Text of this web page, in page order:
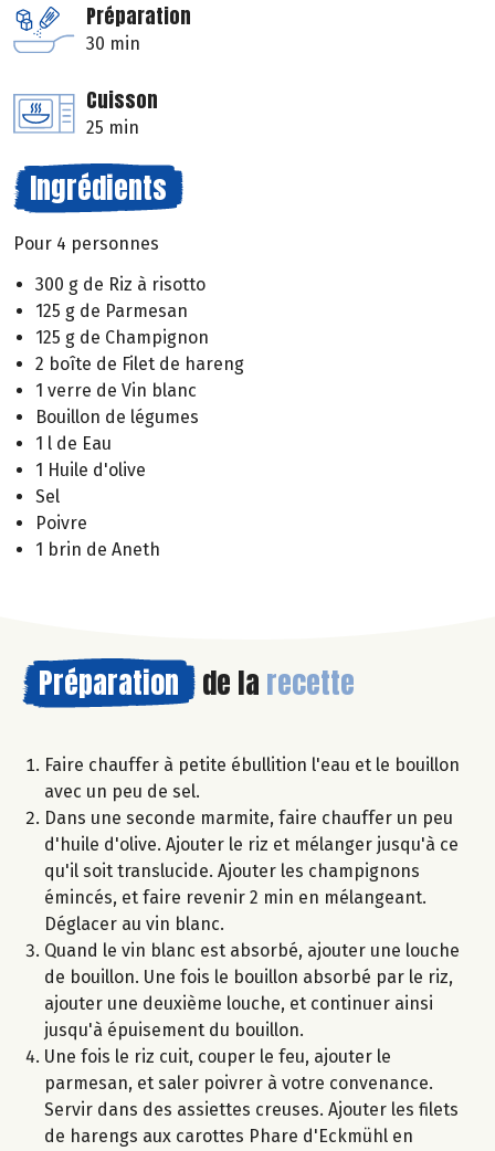
Préparation
30 min
Cuisson
25 min
Ingrédients
Pour 4 personnes
300 g de Riz à risotto
125 g de Parmesan
125 g de Champignon
2 boîte de Filet de hareng
1 verre de Vin blanc
Bouillon de légumes
1 l de Eau
1 Huile d'olive
Sel
Poivre
1 brin de Aneth
Préparation de la recette
Faire chauffer à petite ébullition l'eau et le bouillon
avec un peu de sel.
Dans une seconde marmite, faire chauffer un peu
d'huile d'olive. Ajouter le riz et mélanger jusqu'à ce
qu'il soit translucide. Ajouter les champignons
émincés, et faire revenir 2 min en mélangeant.
Déglacer au vin blanc.
Quand le vin blanc est absorbé, ajouter une louche
de bouillon. Une fois le bouillon absorbé par le riz,
ajouter une deuxième louche, et continuer ainsi
jusqu'à épuisement du bouillon.
Une fois le riz cuit, couper le feu, ajouter le
parmesan, et saler poivrer à votre convenance.
Servir dans des assiettes creuses. Ajouter les filets
de harengs aux carottes Phare d'Eckmühl en